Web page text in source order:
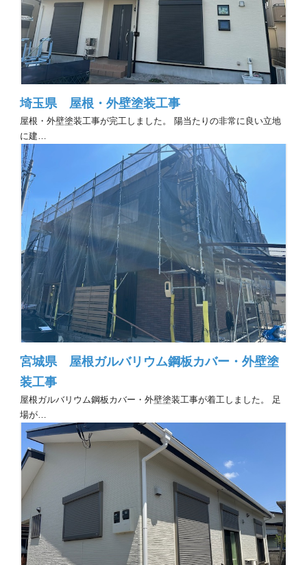
埼玉県 屋根・外壁塗装工事
屋根・外壁塗装工事が完工しました。 陽当たりの非常に良い立地
に建…
宮城県 屋根ガルバリウム鋼板カバー・外壁塗
装工事
屋根ガルバリウム鋼板カバー・外壁塗装工事が着工しました。 足
場が…